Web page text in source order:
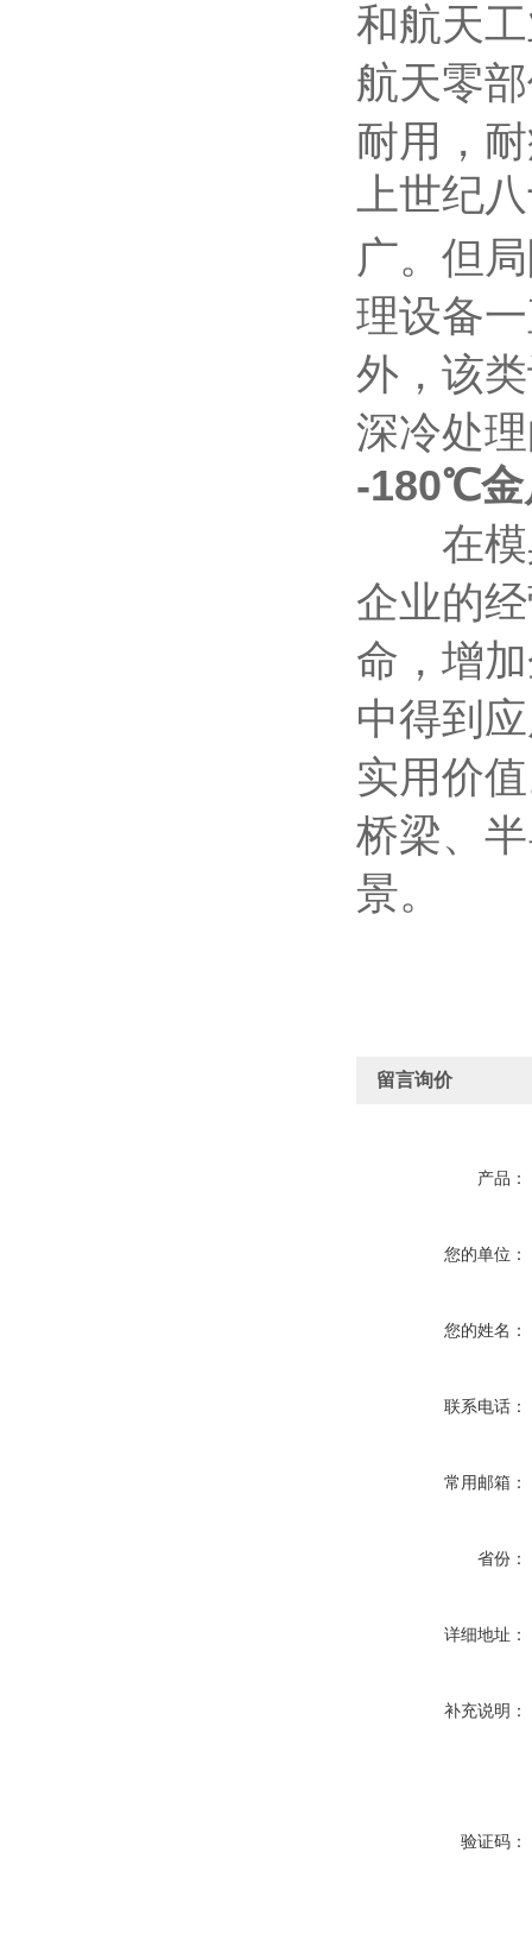
和航天
航天零
耐用，
上世纪
广。但
理设备
外，该
深冷处
-180℃金
在模具
企业的
命，增
中得到
实用价
桥梁、
景。
留言询价
产品：
您的单位：
您的姓名：
联系电话：
常用邮箱：
省份：
详细地址：
补充说明：
验证码：